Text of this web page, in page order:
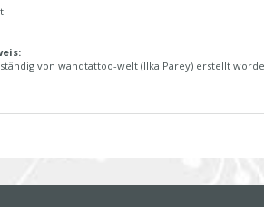
von wandtattoo-welt (Ilka Parey) erstellt